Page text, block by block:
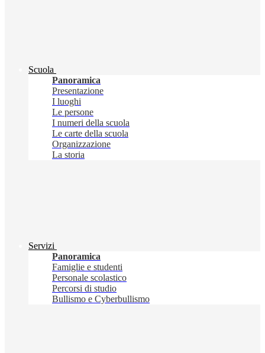
Scuola
Panoramica
Presentazione
I luoghi
Le persone
I numeri della scuola
Le carte della scuola
Organizzazione
La storia
Servizi
Panoramica
Famiglie e studenti
Personale scolastico
Percorsi di studio
Bullismo e Cyberbullismo